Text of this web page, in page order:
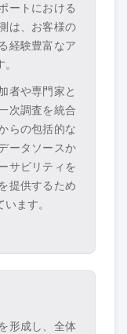
ートにおける
は、お客様の
経験豊富なア
者や専門家と
次調査を統合
らの包括的な
ータソースか
サビリティを
提供するため
ます。
形成し、全体